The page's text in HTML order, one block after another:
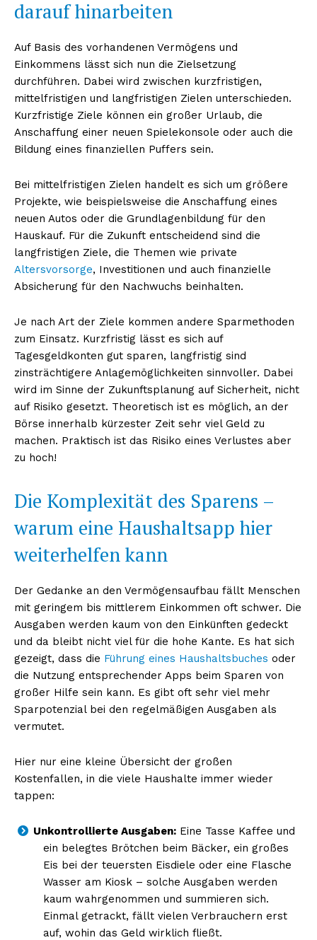
darauf hinarbeiten
Auf Basis des vorhandenen Vermögens und
Einkommens lässt sich nun die Zielsetzung
durchführen. Dabei wird zwischen kurzfristigen,
mittelfristigen und langfristigen Zielen unterschieden.
Kurzfristige Ziele können ein großer Urlaub, die
Anschaffung einer neuen Spielekonsole oder auch die
Bildung eines finanziellen Puffers sein.
Bei mittelfristigen Zielen handelt es sich um größere
Projekte, wie beispielsweise die Anschaffung eines
neuen Autos oder die Grundlagenbildung für den
Hauskauf. Für die Zukunft entscheidend sind die
langfristigen Ziele, die Themen wie private
Altersvorsorge, Investitionen und auch finanzielle
Absicherung für den Nachwuchs beinhalten.
Je nach Art der Ziele kommen andere Sparmethoden
zum Einsatz. Kurzfristig lässt es sich auf
Tagesgeldkonten gut sparen, langfristig sind
zinsträchtigere Anlagemöglichkeiten sinnvoller. Dabei
wird im Sinne der Zukunftsplanung auf Sicherheit, nicht
auf Risiko gesetzt. Theoretisch ist es möglich, an der
Börse innerhalb kürzester Zeit sehr viel Geld zu
machen. Praktisch ist das Risiko eines Verlustes aber
zu hoch!
Die Komplexität des Sparens –
warum eine Haushaltsapp hier
weiterhelfen kann
Der Gedanke an den Vermögensaufbau fällt Menschen
mit geringem bis mittlerem Einkommen oft schwer. Die
Ausgaben werden kaum von den Einkünften gedeckt
und da bleibt nicht viel für die hohe Kante. Es hat sich
gezeigt, dass die Führung eines Haushaltsbuches oder
die Nutzung entsprechender Apps beim Sparen von
großer Hilfe sein kann. Es gibt oft sehr viel mehr
Sparpotenzial bei den regelmäßigen Ausgaben als
vermutet.
Hier nur eine kleine Übersicht der großen
Kostenfallen, in die viele Haushalte immer wieder
tappen:
Unkontrollierte Ausgaben: Eine Tasse Kaffee und
ein belegtes Brötchen beim Bäcker, ein großes
Eis bei der teuersten Eisdiele oder eine Flasche
Wasser am Kiosk – solche Ausgaben werden
kaum wahrgenommen und summieren sich.
Einmal getrackt, fällt vielen Verbrauchern erst
auf, wohin das Geld wirklich fließt.